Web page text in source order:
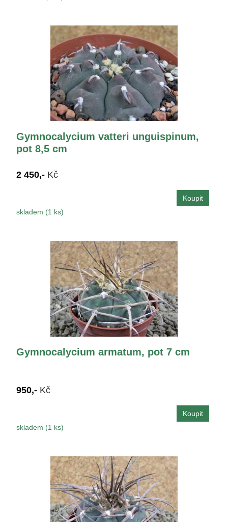
Gymnocalycium vatteri unguispinum,
pot 8,5 cm
2 450,- Kč
skladem (1 ks)
Gymnocalycium armatum, pot 7 cm
950,- Kč
skladem (1 ks)